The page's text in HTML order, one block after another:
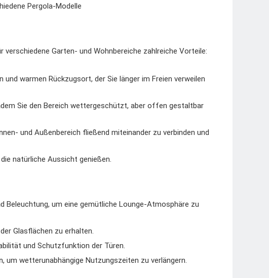
Pergola-Modelle
Garten- und Wohnbereiche zahlreiche Vorteile:
warmen Rückzugsort, der Sie länger im Freien verweilen
Sie den Bereich wettergeschützt, aber offen gestaltbar
und Außenbereich fließend miteinander zu verbinden und
natürliche Aussicht genießen.
Beleuchtung, um eine gemütliche Lounge-Atmosphäre zu
Glasflächen zu erhalten.
und Schutzfunktion der Türen.
um wetterunabhängige Nutzungszeiten zu verlängern.